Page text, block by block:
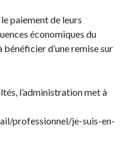
paiement de leurs
économiques du
d’une remise sur
l’administration met à
professionnel/je-suis-en-